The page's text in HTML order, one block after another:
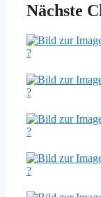
Nächste
?
?
?
?